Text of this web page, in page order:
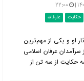
۲۲:۰۰
حکایت عارفانه
او و یکی از مهم‌ترین
عرفان اسلامی
حکایت از سه تن از